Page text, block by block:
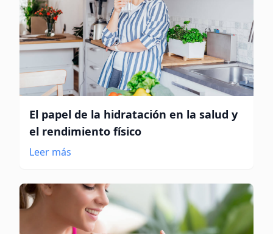
El papel de la hidratación en la salud y
el rendimiento físico
Leer más